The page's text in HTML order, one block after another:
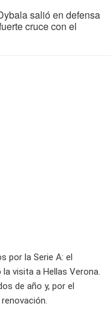
salió en defensa
cruce con el
por la Serie A: el
visita a Hellas Verona.
de año y, por el